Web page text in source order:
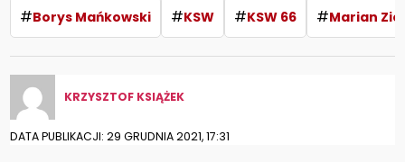
#Borys Mańkowski #KSW #KSW 66 #Marian
KRZYSZTOF KSIĄŻEK
DATA PUBLIKACJI: 29 GRUDNIA 2021, 17:31